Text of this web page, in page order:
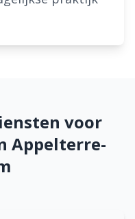
voor
Appelterre-